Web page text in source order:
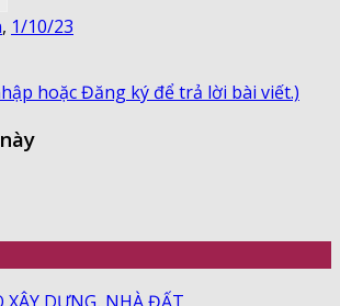
, 1/10/23
hoặc Đăng ký để trả lời bài viết.)